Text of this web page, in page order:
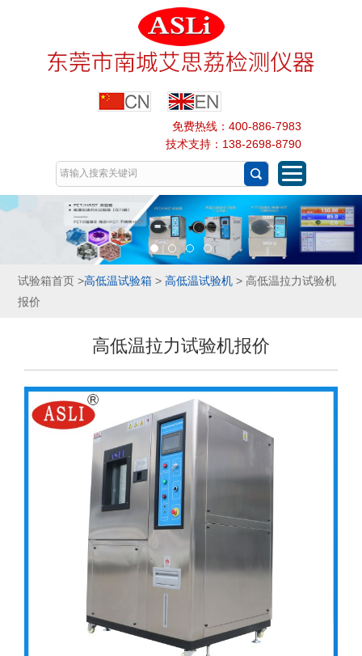
免费热线：400-886-7983
技术支持：138-2698-8790
试验箱首页>高低温试验箱> 高低温试验机> 高低温拉力试验机
报价
高低温拉力试验机报价